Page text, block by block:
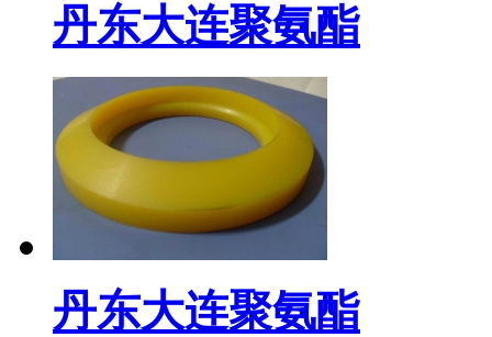
丹东大连聚氨酯
丹东大连聚氨酯